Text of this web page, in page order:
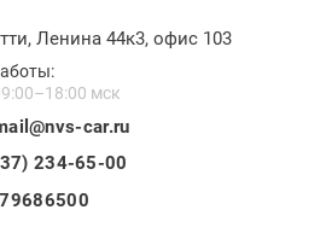
Ленина 44к3, офис 103
мск
car.ru
234-65-00